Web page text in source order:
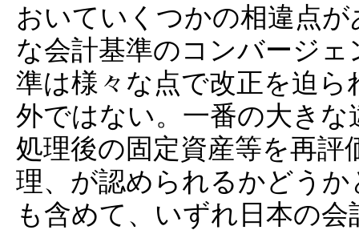
おいていくつかの相違点
な会計基準のコンバージ
準は様々な点で改正を迫
外ではない。一番の大き
処理後の固定資産等を再
理、が認められるかどう
も含めて、いずれ日本の